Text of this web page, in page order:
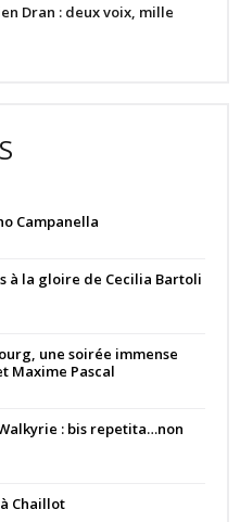
Dran : deux voix, mille
Campanella
à la gloire de Cecilia Bartoli
une soirée immense
Maxime Pascal
: bis repetita…non
Chaillot